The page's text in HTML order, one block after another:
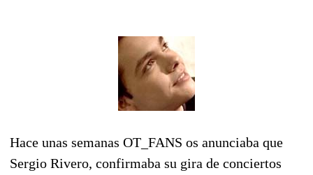
Hace unas semanas OT_FANS os anunciaba que
Sergio Rivero, confirmaba su gira de conciertos